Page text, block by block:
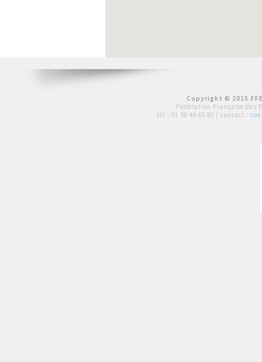
Copyright © 2015
Fédération Française des
tél : 01 39 44 65 80 | contact :